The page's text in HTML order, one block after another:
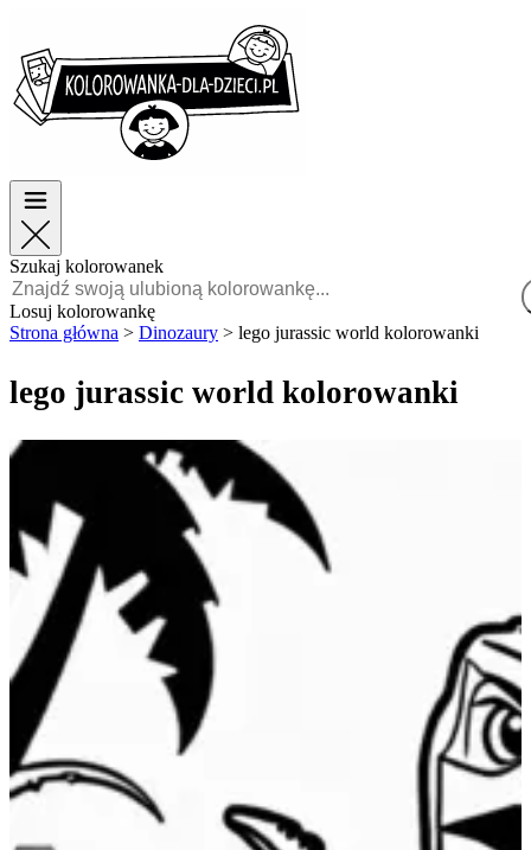
TOP kategorie
Dla chłopców
Dla dziewczynek
Polski
POLSKI
FRANÇAIS
MALAGASY
TIẾNG
TOP kategorie
Dla chłopców
Dla dziewczynek
Szukaj kolorowanek
Losuj kolorowankę
Strona główna > Dinozaury > lego jurassic world kolorowanki
lego jurassic world kolorowanki